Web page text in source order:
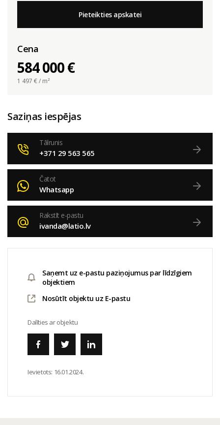
Pieteikties apskatei
Cena
584 000 €
1 497 € / m²
Saziņas iespējas
Tālrunis
+371 29 563 565
Čatot
Whatsapp
Rakstīt e-pastu
ivanda@latio.lv
Saņemt uz e-pastu paziņojumus par līdzīgiem
objektiem
Nosūtīt objektu uz E-pastu
Dalīties ar objektu
Ievietots: 16.01.2024.